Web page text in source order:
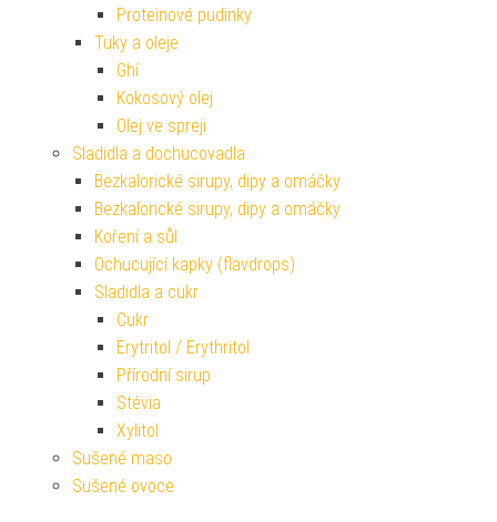
Proteinové pudinky
Tuky a oleje
Ghí
Kokosový olej
Olej ve spreji
Sladidla a dochucovadla
Bezkalorické sirupy, dipy a omáčky
Bezkalorické sirupy, dipy a omáčky
Koření a sůl
Ochucující kapky (flavdrops)
Sladidla a cukr
Cukr
Erytritol / Erythritol
Přírodní sirup
Stévia
Xylitol
Sušené maso
Sušené ovoce